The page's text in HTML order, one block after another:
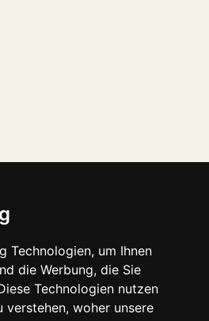
Technologien, um Ihnen
die Werbung, die Sie
Technologien nutzen
verstehen, woher unsere